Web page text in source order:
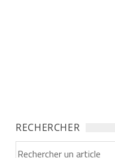
RECHERCHER